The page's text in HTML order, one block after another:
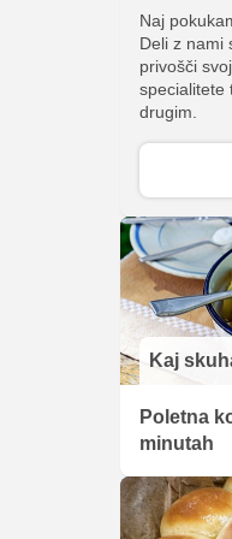
Naj
Deli z nami
privošči
specialitete
drugim.
Kaj
Poletna
minutah